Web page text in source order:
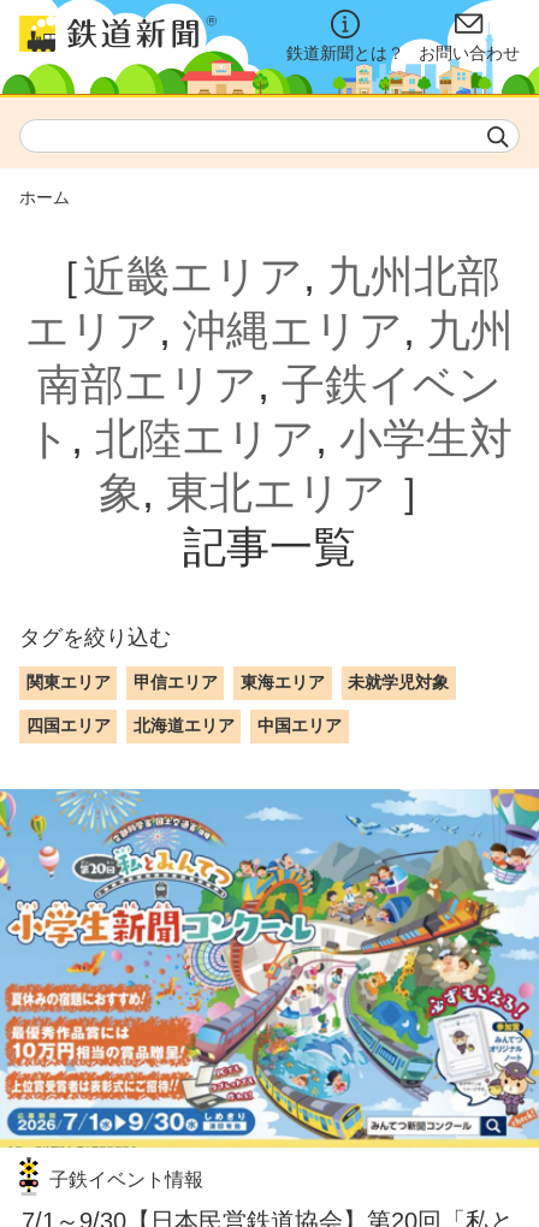
鉄道新聞とは？ お問い合わせ
ホーム
［近畿エリア, 九州北部
エリア, 沖縄エリア, 九州
南部エリア, 子鉄イベン
ト , 北陸エリア, 小学生対
象, 東北エリア ］
記事一覧
タグを絞り込む
関東エリア 甲信エリア 東海エリア 未就学児対象
四国エリア 北海道エリア 中国エリア
子鉄イベント情報
7/1～9/30【日本民営鉄道協会】第20回「私と